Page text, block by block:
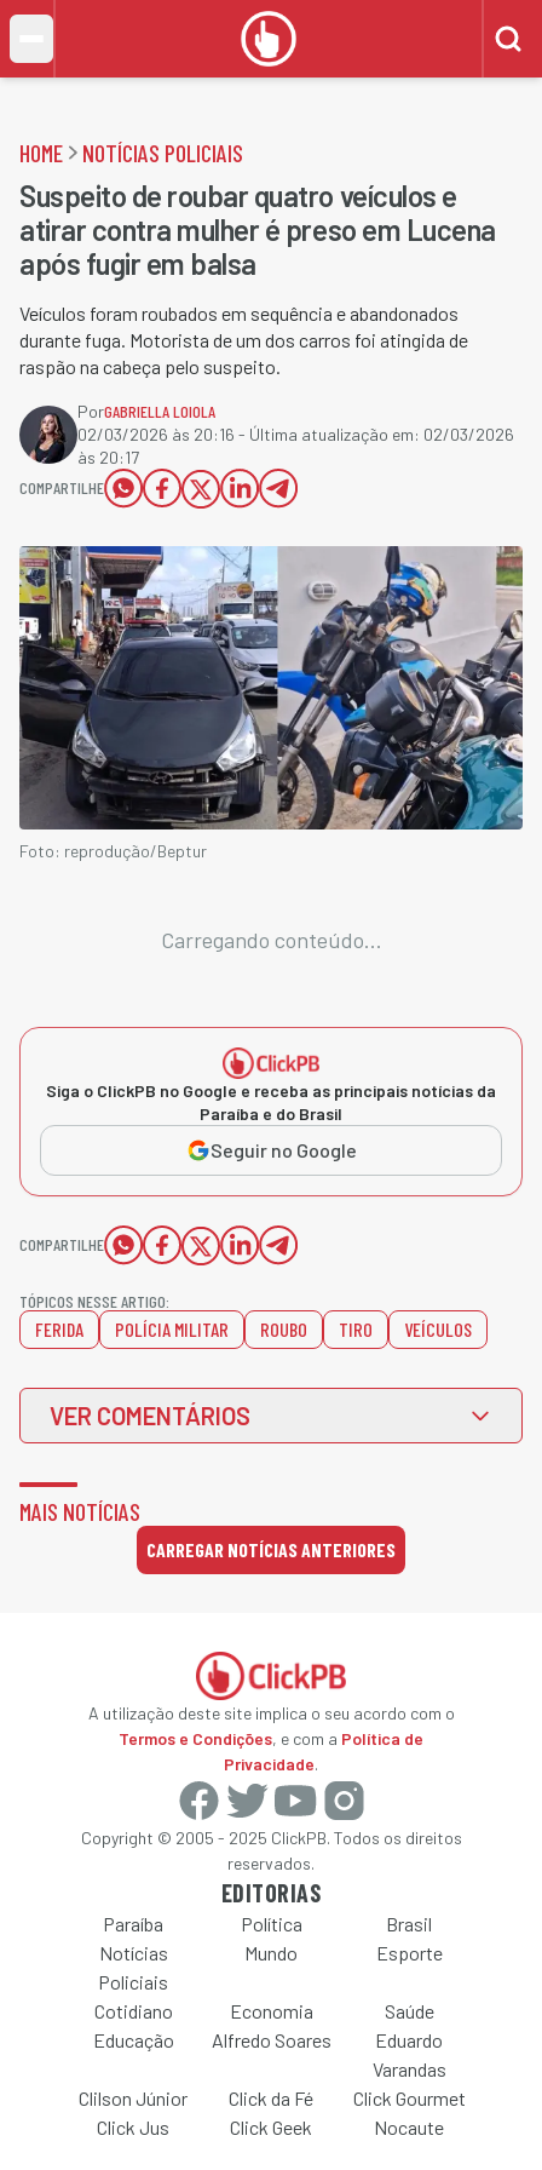
HOME NOTÍCIAS POLICIAIS
Suspeito de roubar quatro veículos e
atirar contra mulher é preso em Lucena
após fugir em balsa
Veículos foram roubados em sequência e abandonados
durante fuga. Motorista de um dos carros foi atingida de
raspão na cabeça pelo suspeito.
PorGABRIELLA LOIOLA
02/03/2026 às 20:16 - Última atualização em: 02/03/2026
às 20:17
COMPARTILHE
Foto: reprodução/Beptur
Carregando conteúdo...
Siga o ClickPB no Google e receba as principais notícias da
Paraíba e do Brasil
Seguir no Google
COMPARTILHE
TÓPICOS NESSE ARTIGO:
FERIDA POLÍCIA MILITAR ROUBO TIRO VEÍCULOS
VER COMENTÁRIOS
MAIS NOTÍCIAS
CARREGAR NOTÍCIAS ANTERIORES
A utilização deste site implica o seu acordo com o
Termos e Condições, e com a Política de
Privacidade.
Copyright © 2005 - 2025 ClickPB. Todos os direitos
reservados.
EDITORIAS
Paraíba Política
Brasil
Notícias
Policiais
Mundo Esporte
Cotidiano Economia
Saúde
Educação
Alfredo Soares
Eduardo
Varandas
Clilson Júnior
Click da Fé
Click Gourmet
Click Jus
Click Geek Nocaute